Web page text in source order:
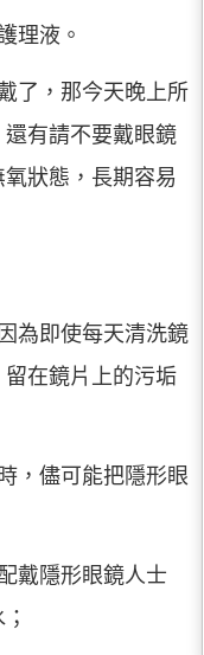
理液。
了，那今天晚上所
有請不要戴眼鏡
狀態，長期容易
為即使每天清洗鏡
在鏡片上的污垢
，儘可能把隱形眼
戴隱形眼鏡人士